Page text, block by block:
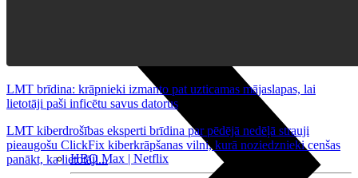
HBO Max | Netflix
LMT brīdina: krāpnieki izmanto pat uzticamas mājaslapas, lai
lietotāji paši inficētu savus datorus
LMT kiberdrošības eksperti brīdina par pēdējā nedēļā strauji
pieaugošu ClickFix kiberkrāpšanas vilni, kurā noziedznieki cenšas
panākt, ka lietotāji...